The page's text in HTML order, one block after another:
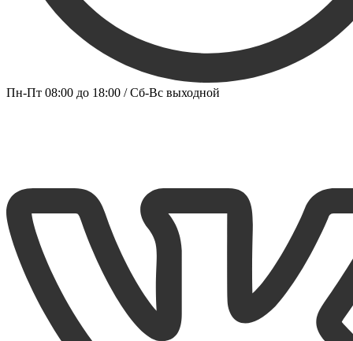
Пн-Пт 08:00 до 18:00 / Сб-Вс выходной